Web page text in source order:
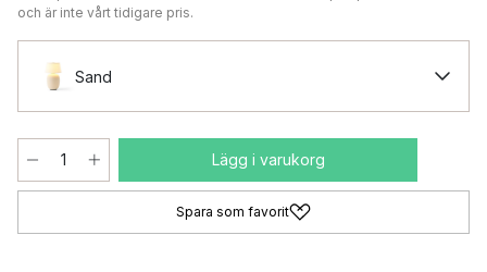
och är inte vårt tidigare pris.
Sand
Lägg i varukorg
Spara som favorit